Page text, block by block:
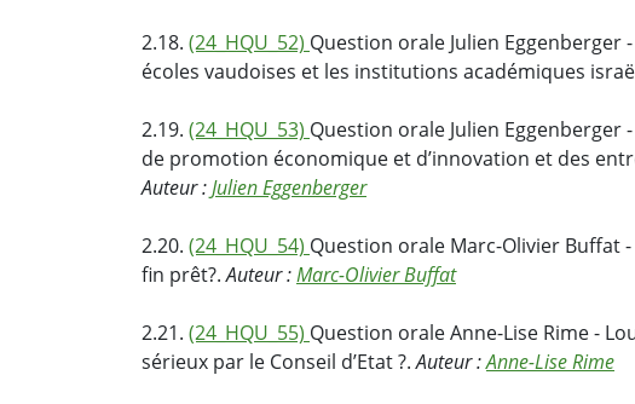
2.18. (24_HQU_52) Question orale Julien
écoles vaudoises et les institutions académiques
2.19. (24_HQU_53) Question orale Julien
de promotion économique et d’innovation et des
Auteur :Julien Eggenberger
2.20. (24_HQU_54) Question orale Marc-Olivier Buffat
fin prêt?.Auteur :Marc-Olivier Buffat
2.21. (24_HQU_55) Question orale Anne-Lise Rime -
sérieux par le Conseil d’Etat ?.Auteur :Anne-Lise Rime